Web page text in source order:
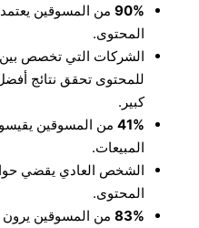
90% من المسوقين
المحتوى.
للمحتوى تحقق نتائج
كبير.
41% من المسوقين
المبيعات.
الشخص العادي يقضي
المحتوى.
83% من المسوقين